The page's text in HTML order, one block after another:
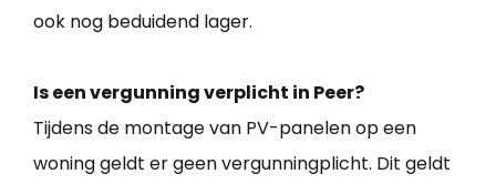
ook nog beduidend lager.
Is een vergunning verplicht in Peer?
Tijdens de montage van PV-panelen op een
woning geldt er geen vergunningplicht. Dit geldt